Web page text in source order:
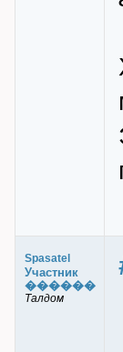
Spasatel
Участник
������
Талдом